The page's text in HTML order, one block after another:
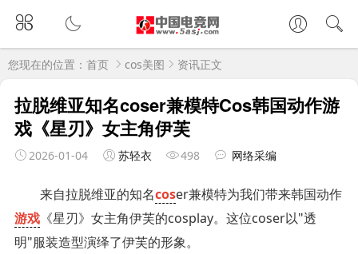
您现在的位置： 首页 cos美图 资讯正文
拉脱维亚知名coser兼模特Cos韩国动作游
戏《星刃》女主角伊芙
2026-01-04 苏轻衣 498 网络采编
来自拉脱维亚的知名coser兼模特为我们带来韩国动作
游戏《星刃》女主角伊芙的cosplay。这位coser以"透
明"服装造型演绎了伊芙的形象。